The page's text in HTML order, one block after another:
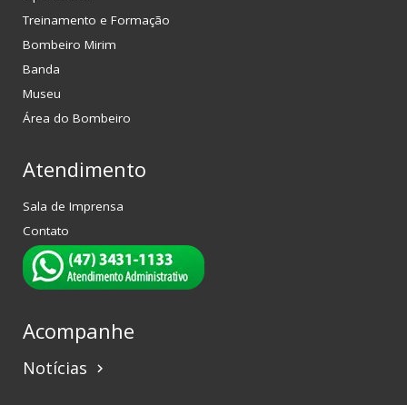
Treinamento e Formação
Bombeiro Mirim
Banda
Museu
Área do Bombeiro
Atendimento
Sala de Imprensa
Contato
Acompanhe
Notícias keyboard_arrow_right